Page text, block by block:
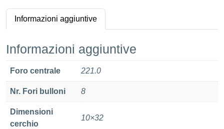
Informazioni aggiuntive
Informazioni aggiuntive
Foro centrale 221.0
Nr. Fori bulloni 8
Dimensioni
cerchio
10×32